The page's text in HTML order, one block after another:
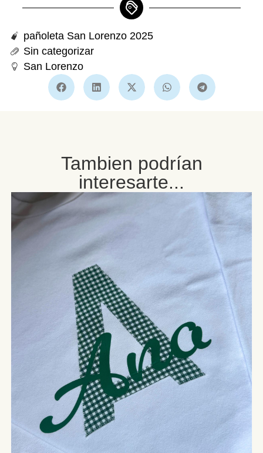
pañoleta San Lorenzo 2025
Sin categorizar
San Lorenzo
Tambien podrían
interesarte...